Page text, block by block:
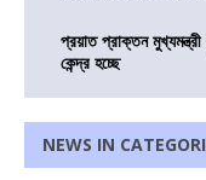
প্রয়াত প্রাক্তন মুখ্যমন্ত্রী
কেন্দ্র হচ্ছে
NEWS IN